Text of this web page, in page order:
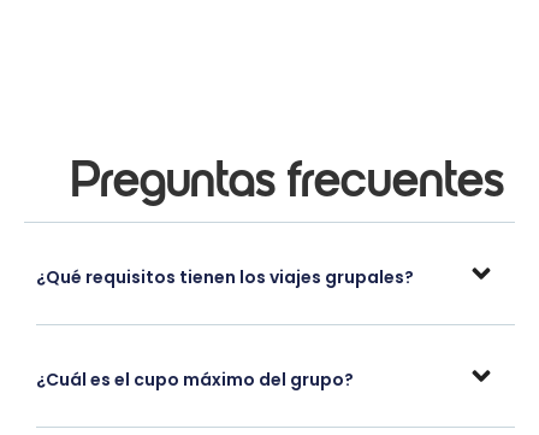
Preguntas frecuentes
¿Qué requisitos tienen los viajes grupales?
¿Cuál es el cupo máximo del grupo?